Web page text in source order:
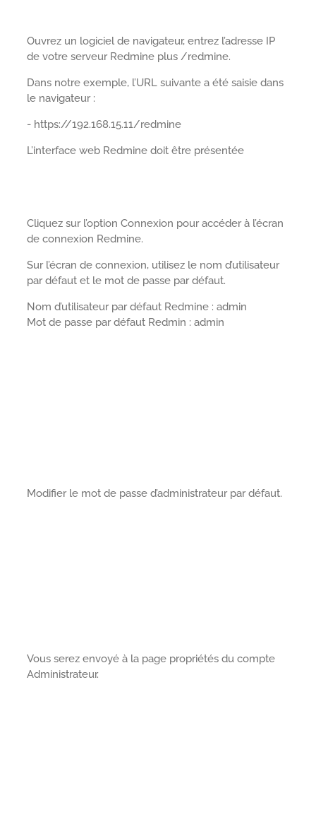
Ouvrez un logiciel de navigateur, entrez l’adresse IP
de votre serveur Redmine plus /redmine.
Dans notre exemple, l’URL suivante a été saisie dans
le navigateur :
- https://192.168.15.11/redmine
L’interface web Redmine doit être présentée
Cliquez sur l’option Connexion pour accéder à l’écran
de connexion Redmine.
Sur l’écran de connexion, utilisez le nom d’utilisateur
par défaut et le mot de passe par défaut.
Nom d’utilisateur par défaut Redmine : admin
Mot de passe par défaut Redmin : admin
Modifier le mot de passe d’administrateur par défaut.
Vous serez envoyé à la page propriétés du compte
Administrateur.